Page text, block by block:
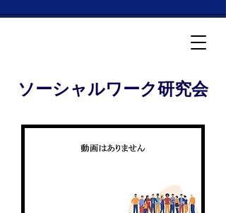
ソーシャルワーク研究会